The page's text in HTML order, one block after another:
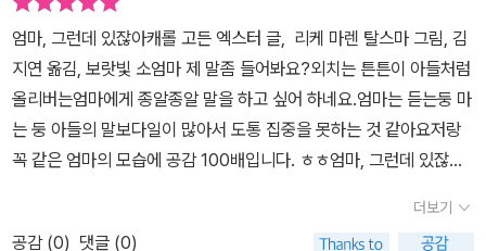
있는 올리버엄마가 변기에 똥이 그대로라는걸 이야기하기도 전에올
리버가 먼저 엄마에게 이야기를 건네네요 엄마 있잖아, 그거 알아?변
기 물 내릴 때 말이야, 완전 이상한 냄새가 나 마치 자신이 똥을 누고
변기에 물을 내리지 않는건그 완전 이상한 냄새때문이라고 이야기하
는것 같았어요 어찌나 귀엽던지.. 그런데 우리아이가 만약 올리버같
은 행동을 했다면녀석~ 능청스럽긴 이라는말이 떠오를것 같아요​​ 세
수를 하라고 했는데 세수는 하지 않고 또 엄마에게 재잘재잘 이야기
를 해요올리버의 그런데 있잖아는 끝날 생각이 전혀없어보였어요양
엄마, 그런데 있잖아캐롤 고든 엑스터 글, 리케 마렌 탈스마 그림, 김
지연 옮김, 보랏빛 소엄마 제 말좀 들어봐요?외치는 튼튼이 아들처럼
올리버는엄마에게 종알종알 말을 하고 싶어 하네요.엄마는 듣는둥 마
는 둥 아들의 말보다일이 많아서 도통 집중을 못하는 것 같아요저랑
꼭 같은 엄마의 모습에 공감 100배입니다. ㅎㅎ엄마, 그런데 있잖아
은 말이 많은 아이들에게내일 이야기 하자 하며 잠을 청하게 하는 엄
더보기
공감 (0) 댓글 (0)